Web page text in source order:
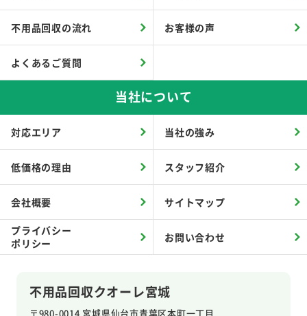
不用品回収クオーレ宮城
〒980-0014 宮城県仙台市青葉区本町一丁目
不用品回収の流れ お客様の声
よくあるご質問
当社について
対応エリア 当社の強み
低価格の理由 スタッフ紹介
会社概要 サイトマップ
プライバシー
ポリシー
お問い合わせ